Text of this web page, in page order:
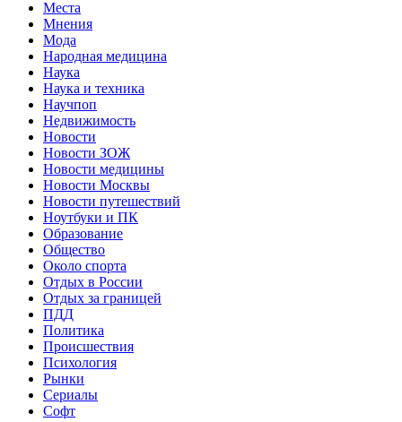
Места
Мнения
Мода
Народная медицина
Наука
Наука и техника
Научпоп
Недвижимость
Новости
Новости ЗОЖ
Новости медицины
Новости Москвы
Новости путешествий
Ноутбуки и ПК
Образование
Общество
Около спорта
Отдых в России
Отдых за границей
ПДД
Политика
Происшествия
Психология
Рынки
Сериалы
Софт